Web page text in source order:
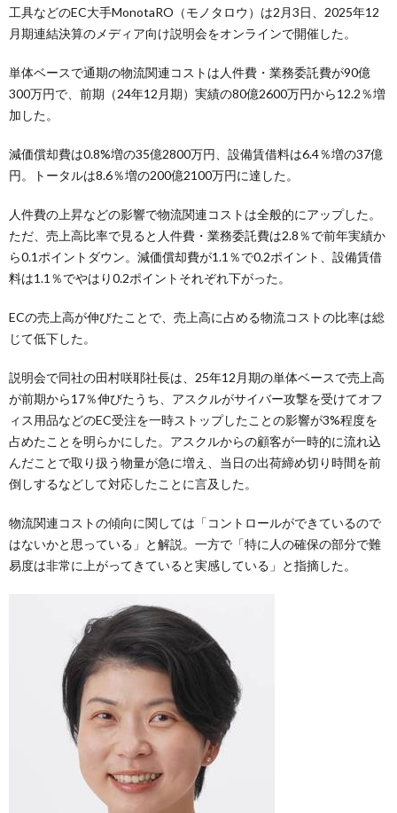
工具などのEC大手MonotaRO（モノタロウ）は2月3日、2025年12
月期連結決算のメディア向け説明会をオンラインで開催した。
単体ベースで通期の物流関連コストは人件費・業務委託費が90億
300万円で、前期（24年12月期）実績の80億2600万円から12.2％増
加した。
減価償却費は0.8%増の35億2800万円、設備賃借料は6.4％増の37億
円。トータルは8.6％増の200億2100万円に達した。
人件費の上昇などの影響で物流関連コストは全般的にアップした。
ただ、売上高比率で見ると人件費・業務委託費は2.8％で前年実績か
ら0.1ポイントダウン。減価償却費が1.1％で0.2ポイント、設備賃借
料は1.1％でやはり0.2ポイントそれぞれ下がった。
ECの売上高が伸びたことで、売上高に占める物流コストの比率は総
じて低下した。
説明会で同社の田村咲耶社長は、25年12月期の単体ベースで売上高
が前期から17％伸びたうち、アスクルがサイバー攻撃を受けてオフ
ィス用品などのEC受注を一時ストップしたことの影響が3%程度を
占めたことを明らかにした。アスクルからの顧客が一時的に流れ込
んだことで取り扱う物量が急に増え、当日の出荷締め切り時間を前
倒しするなどして対応したことに言及した。
物流関連コストの傾向に関しては「コントロールができているので
はないかと思っている」と解説。一方で「特に人の確保の部分で難
易度は非常に上がってきていると実感している」と指摘した。